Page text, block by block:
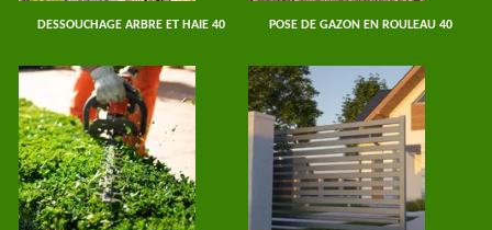
DESSOUCHAGE ARBRE ET HAIE 40 POSE DE GAZON EN ROULEAU 40